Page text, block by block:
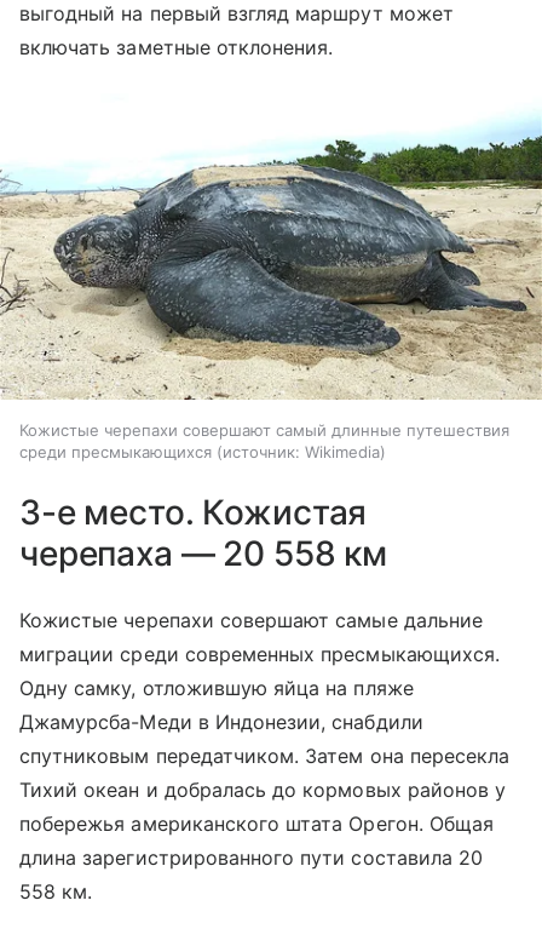
выгодный на первый взгляд маршрут может
включать заметные отклонения.
Кожистые черепахи совершают самый длинные путешествия
среди пресмыкающихся
источник: Wikimedia
3-е место. Кожистая
черепаха — 20 558 км
Кожистые черепахи совершают самые дальние
миграции среди современных пресмыкающихся.
Одну самку, отложившую яйца на пляже
Джамурсба-Меди в Индонезии, снабдили
спутниковым передатчиком. Затем она пересекла
Тихий океан и добралась до кормовых районов у
побережья американского штата Орегон. Общая
длина зарегистрированного пути составила 20
558 км.